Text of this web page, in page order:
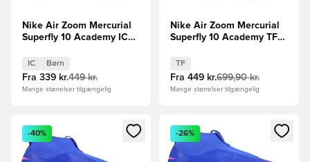
Nike Air Zoom Mercurial
Superfly 10 Academy IC
IC Børn
Fra 339 kr.449 kr.
Mange størrelser tilgængelig
Nike Air Zoom Mercurial
Superfly 10 Academy TF
TF
Fra 449 kr.699,90 kr.
Mange størrelser tilgængelig
Åbner en Modal til at logge ind eller tilmelde dig som
-40%
Åbner en Modal til at logge
-26%